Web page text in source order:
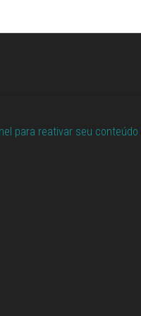
para reativar seu conteúdo